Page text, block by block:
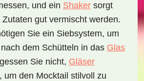
und ein Shakersorgt
gut vermischt werden.
Sie ein Siebsystem, um
dem Schütteln in das Glas
Sie nicht, Gläser
um den Mocktail stilvoll zu